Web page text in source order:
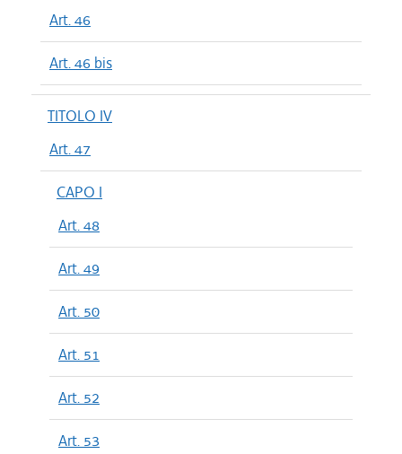
Art. 46
Art. 46 bis
TITOLO IV
Art. 47
CAPO I
Art. 48
Art. 49
Art. 50
Art. 51
Art. 52
Art. 53